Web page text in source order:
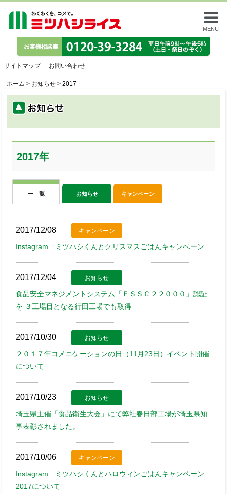
MENU
サイトマップ お問い合わせ
ホーム > お知らせ > 2017
2017年
一 覧 お知らせ キャンペーン
2017/12/08 キャンペーン
Instagram ミツハシくんとクリスマスごはんキャンペーン
2017/12/04 お知らせ
食品安全マネジメントシステム「ＦＳＳＣ２２０００」認証
を ３工場目となる行田工場でも取得
2017/10/30 お知らせ
２０１７年コメニケーションの日（11月23日）イベント開催
について
2017/10/23 お知らせ
埼玉県主催「食品衛生大会」にて弊社春日部工場が埼玉県知
事表彰されました。
2017/10/06 キャンペーン
Instagram ミツハシくんとハロウィンごはんキャンペーン
2017について